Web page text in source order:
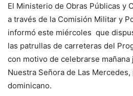
El Ministerio de Obras Públicas y
a través de la Comisión Militar y
informó este miércoles que
las patrullas de carreteras del
con motivo de celebrarse mañana
Nuestra Señora de Las
dominicano.